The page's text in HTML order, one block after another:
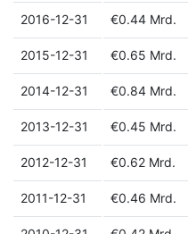
2016-12-31 €0.44 Mrd.
2015-12-31 €0.65 Mrd.
2014-12-31 €0.84 Mrd.
2013-12-31 €0.45 Mrd.
2012-12-31 €0.62 Mrd.
2011-12-31 €0.46 Mrd.